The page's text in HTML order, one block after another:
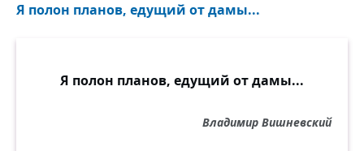
Я полон планов, едущий от дамы...
Я полон планов, едущий от дамы...
Владимир Вишневский